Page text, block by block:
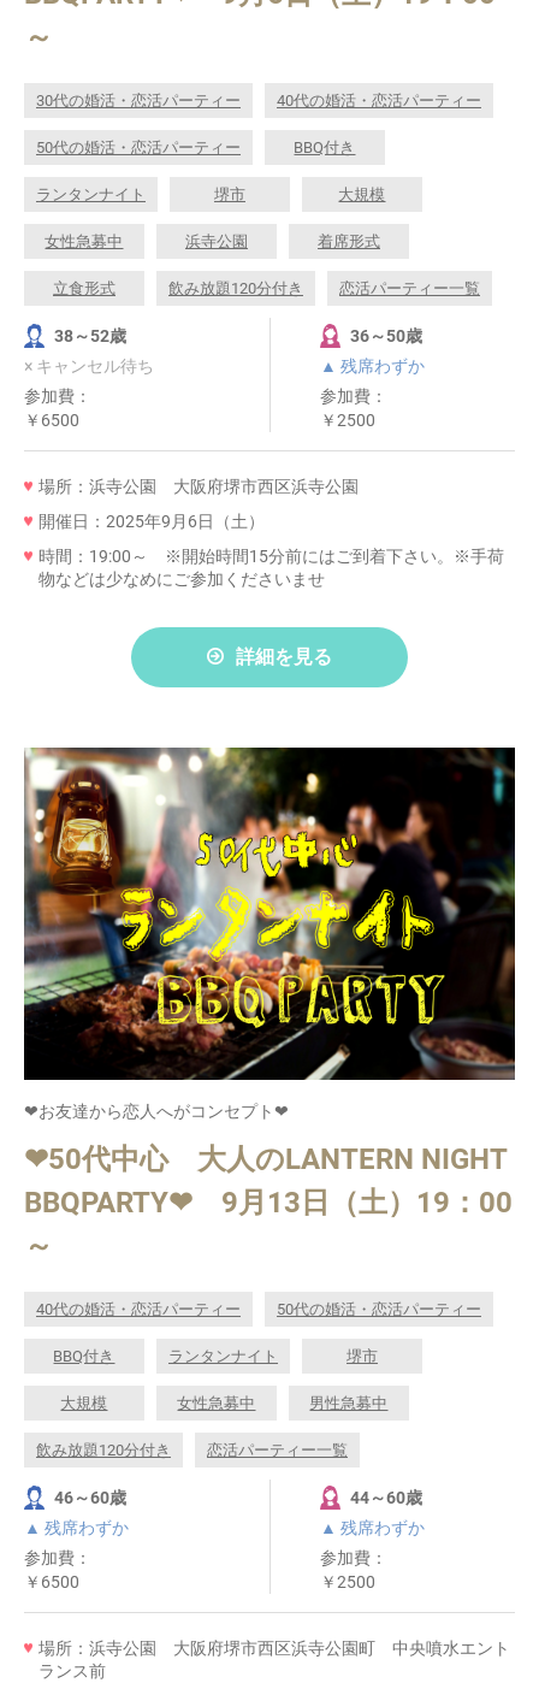
～
30代の婚活・恋活パーティー 40代の婚活・恋活パーティー
50代の婚活・恋活パーティー BBQ付き
ランタンナイト 堺市 大規模
女性急募中 浜寺公園 着席形式
立食形式 飲み放題120分付き 恋活パーティー一覧
38～52歳
× キャンセル待ち
参加費：
￥6500
36～50歳
▲ 残席わずか
参加費：
￥2500
場所：浜寺公園 大阪府堺市西区浜寺公園
開催日：2025年9月6日（土）
時間：19:00～ ※開始時間15分前にはご到着下さい。※手荷
物などは少なめにご参加くださいませ
詳細を見る
❤お友達から恋人へがコンセプト❤
❤50代中心 大人のLANTERN NIGHT
BBQPARTY❤ 9月13日（土）19：00
～
40代の婚活・恋活パーティー 50代の婚活・恋活パーティー
BBQ付き ランタンナイト 堺市
大規模 女性急募中 男性急募中
飲み放題120分付き 恋活パーティー一覧
46～60歳
▲ 残席わずか
参加費：
￥6500
44～60歳
▲ 残席わずか
参加費：
￥2500
場所：浜寺公園 大阪府堺市西区浜寺公園町 中央噴水エント
ランス前